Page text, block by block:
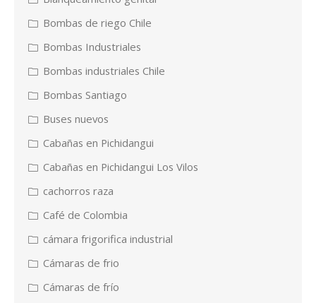
Bombas de riego Chile
Bombas Industriales
Bombas industriales Chile
Bombas Santiago
Buses nuevos
Cabañas en Pichidangui
Cabañas en Pichidangui Los Vilos
cachorros raza
Café de Colombia
cámara frigorifica industrial
Cámaras de frio
Cámaras de frío